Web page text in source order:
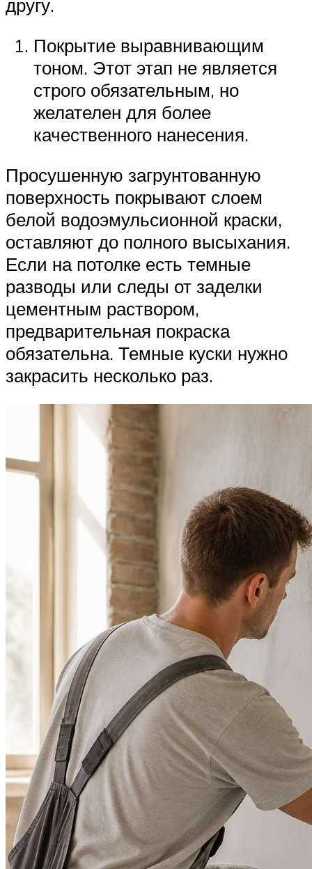
другу.
Покрытие выравнивающим
тоном. Этот этап не является
строго обязательным, но
желателен для более
качественного нанесения.
Просушенную загрунтованную
поверхность покрывают слоем
белой водоэмульсионной краски,
оставляют до полного высыхания.
Если на потолке есть темные
разводы или следы от заделки
цементным раствором,
предварительная покраска
обязательна. Темные куски нужно
закрасить несколько раз.